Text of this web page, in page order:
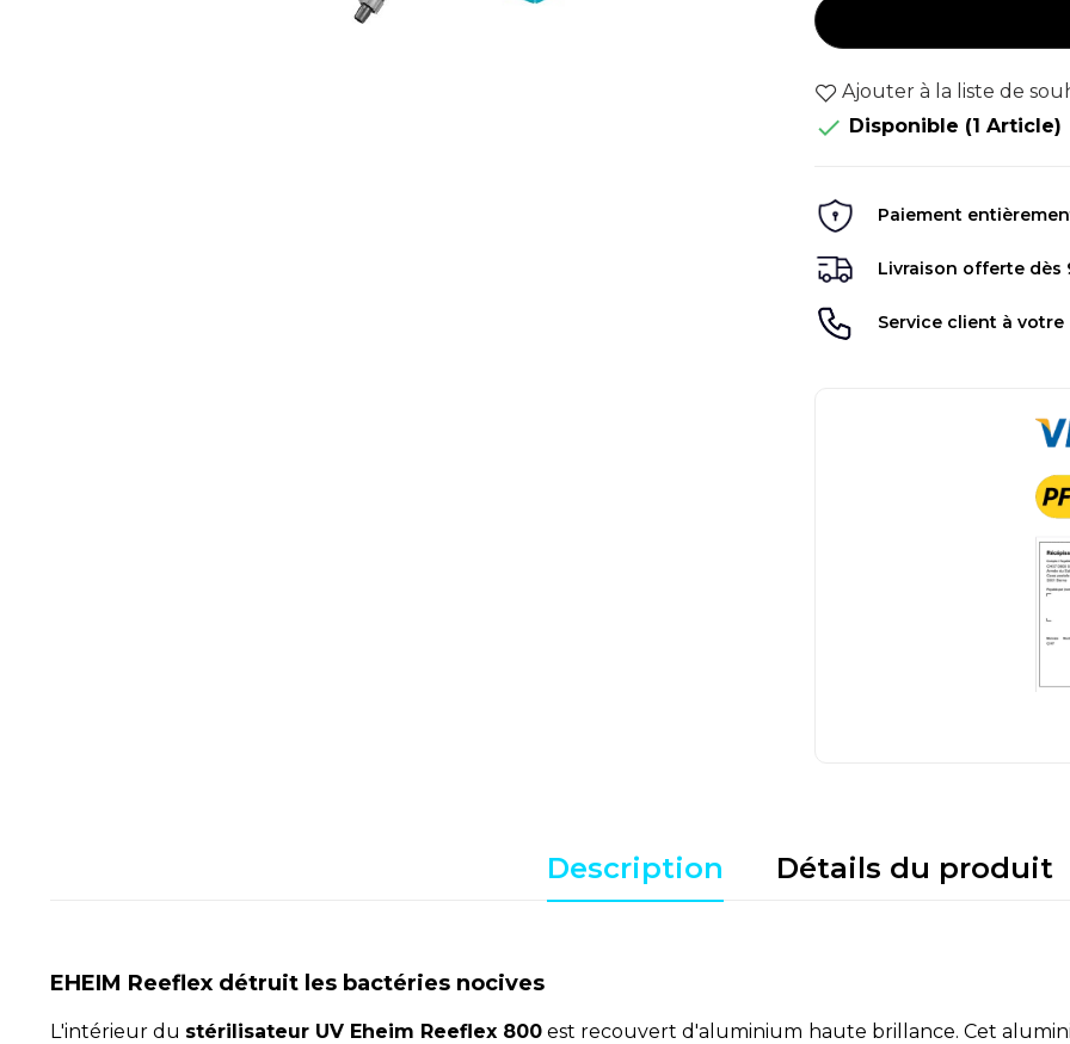
Ajouter à la liste de
 Disponible (1 Article)
Paiement
Livraison offerte dès
Service client à
Description Détails du produit
EHEIM Reeflex détruit les bactéries nocives
L'intérieur du stérilisateur UV Eheim Reeflex 800 est recouvert d'aluminium haute brillance. Cet